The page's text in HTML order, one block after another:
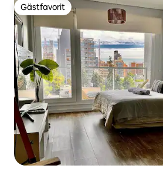
Gästfavorit
Gästfavorit